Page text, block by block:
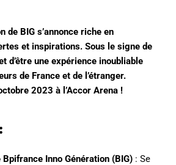
de BIG s’annonce riche en
et inspirations. Sous le signe de
d’être une expérience inoubliable
de France et de l’étranger.
2023 à l’Accor Arena !
Inno Génération (BIG) : Se